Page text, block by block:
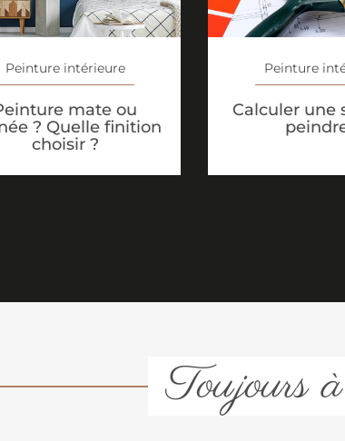
Peinture intérieure
mate ou
? Quelle finition
choisir ?
Peinture
Calculer une
Toujours à